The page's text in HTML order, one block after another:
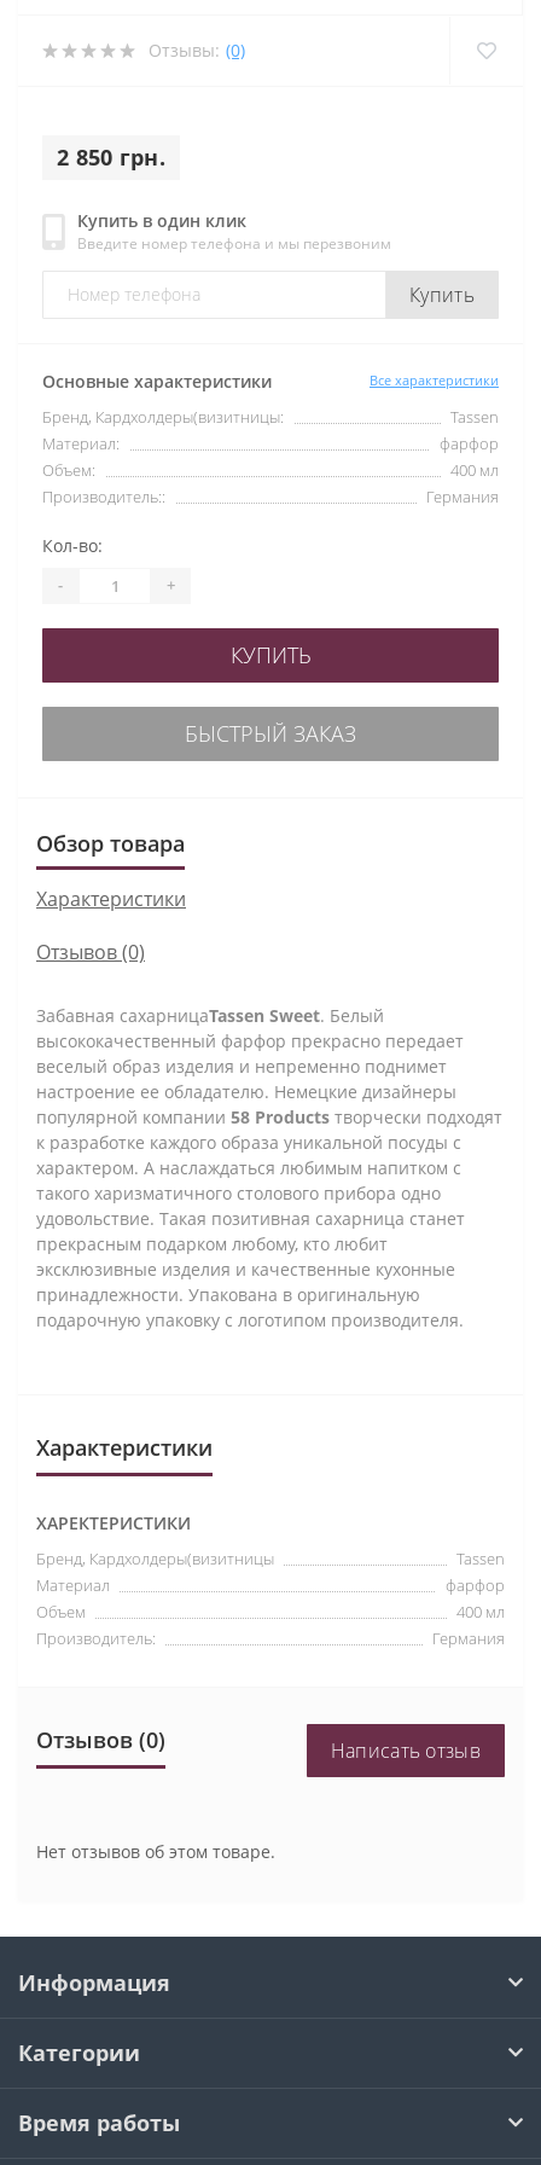
Отзывы: (0)
2 850 грн.
Купить в один клик
Введите номер телефона и мы перезвоним
Купить
Основные характеристики Все характеристики
Бренд, Кардхолдеры(визитницы:
Tassen
Материал:
фарфор
Объем:
400 мл
Производитель::
Германия
Кол-во:
- +
КУПИТЬ
БЫСТРЫЙ ЗАКАЗ
Обзор товара
Характеристики
Отзывов (0)
Забавная сахарницаTassen Sweet. Белый
высококачественный фарфор прекрасно передает
веселый образ изделия и непременно поднимет
настроение ее обладателю. Немецкие дизайнеры
популярной компании 58 Products творчески подходят
к разработке каждого образа уникальной посуды с
характером. А наслаждаться любимым напитком с
такого харизматичного столового прибора одно
удовольствие. Такая позитивная сахарница станет
прекрасным подарком любому, кто любит
эксклюзивные изделия и качественные кухонные
принадлежности. Упакована в оригинальную
подарочную упаковку с логотипом производителя.
Характеристики
ХАРЕКТЕРИСТИКИ
Бренд, Кардхолдеры(визитницы
Tassen
Материал
фарфор
Объем
400 мл
Производитель:
Германия
Отзывов (0) Написать отзыв
Нет отзывов об этом товаре.
Информация
Категории
Время работы